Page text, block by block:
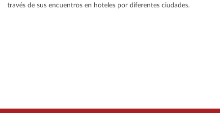
través de sus encuentros en hoteles por diferentes ciudades.